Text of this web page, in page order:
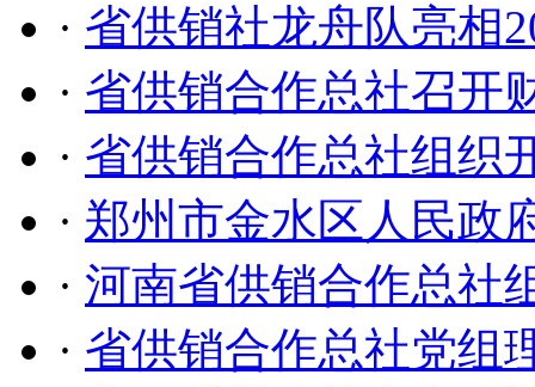
· 省供销社龙舟队亮相
· 省供销合作总社召开
· 省供销合作总社组织
· 郑州市金水区人民政
· 河南省供销合作总社
· 省供销合作总社党组